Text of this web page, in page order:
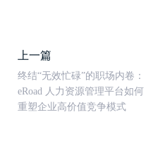
上一篇
终结“无效忙碌”的职场内卷：
eRoad 人力资源管理平台如何
重塑企业高价值竞争模式